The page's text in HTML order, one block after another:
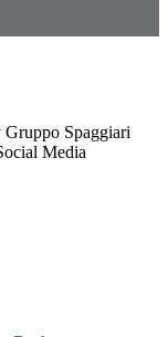
Spaggiari
Media